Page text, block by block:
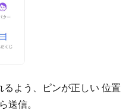
よう、ピンが正しい 位置
送信。